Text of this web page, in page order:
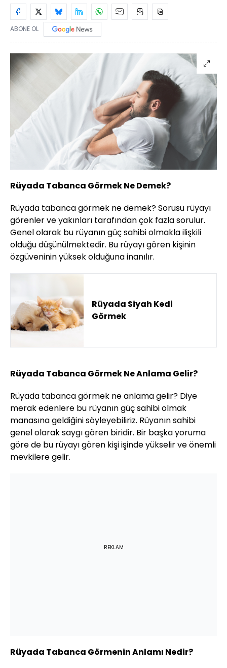
ABONE OL
Rüyada Tabanca Görmek Ne Demek?
Rüyada tabanca görmek ne demek? Sorusu rüyayı
görenler ve yakınları tarafından çok fazla sorulur.
Genel olarak bu rüyanın güç sahibi olmakla ilişkili
olduğu düşünülmektedir. Bu rüyayı gören kişinin
özgüveninin yüksek olduğuna inanılır.
Rüyada Siyah Kedi
Görmek
Rüyada Tabanca Görmek Ne Anlama Gelir?
Rüyada tabanca görmek ne anlama gelir? Diye
merak edenlere bu rüyanın güç sahibi olmak
manasına geldiğini söyleyebiliriz. Rüyanın sahibi
genel olarak saygı gören biridir. Bir başka yoruma
göre de bu rüyayı gören kişi işinde yükselir ve önemli
mevkilere gelir.
REKLAM
Rüyada Tabanca Görmenin Anlamı Nedir?